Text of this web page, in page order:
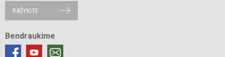
RAŠYKITE
Bendraukime